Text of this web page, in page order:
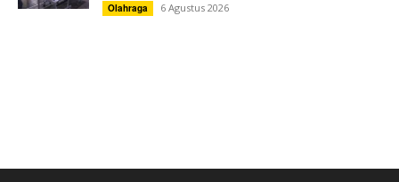
Olahraga 6 Agustus 2026